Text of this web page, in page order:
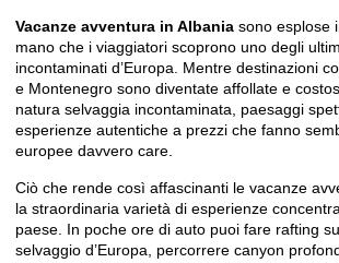
Vacanze avventura in Albania sono esplose
mano che i viaggiatori scoprono uno degli
incontaminati d’Europa. Mentre destinazioni
e Montenegro sono diventate affollate e
natura selvaggia incontaminata, paesaggi
esperienze autentiche a prezzi che fanno
europee davvero care.
Ciò che rende così affascinanti le vacanze
la straordinaria varietà di esperienze
paese. In poche ore di auto puoi fare rafting
selvaggio d’Europa, percorrere canyon